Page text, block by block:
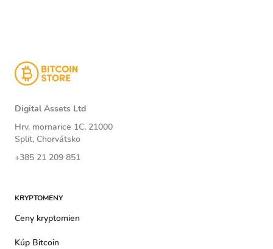
Digital Assets Ltd
Hrv. mornarice 1C, 21000
Split, Chorvátsko
+385 21 209 851
KRYPTOMENY
Ceny kryptomien
Kúp Bitcoin